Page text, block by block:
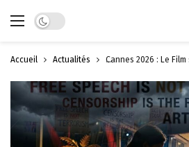
Dark mode
Accueil Actualités Cannes 2026 : Le